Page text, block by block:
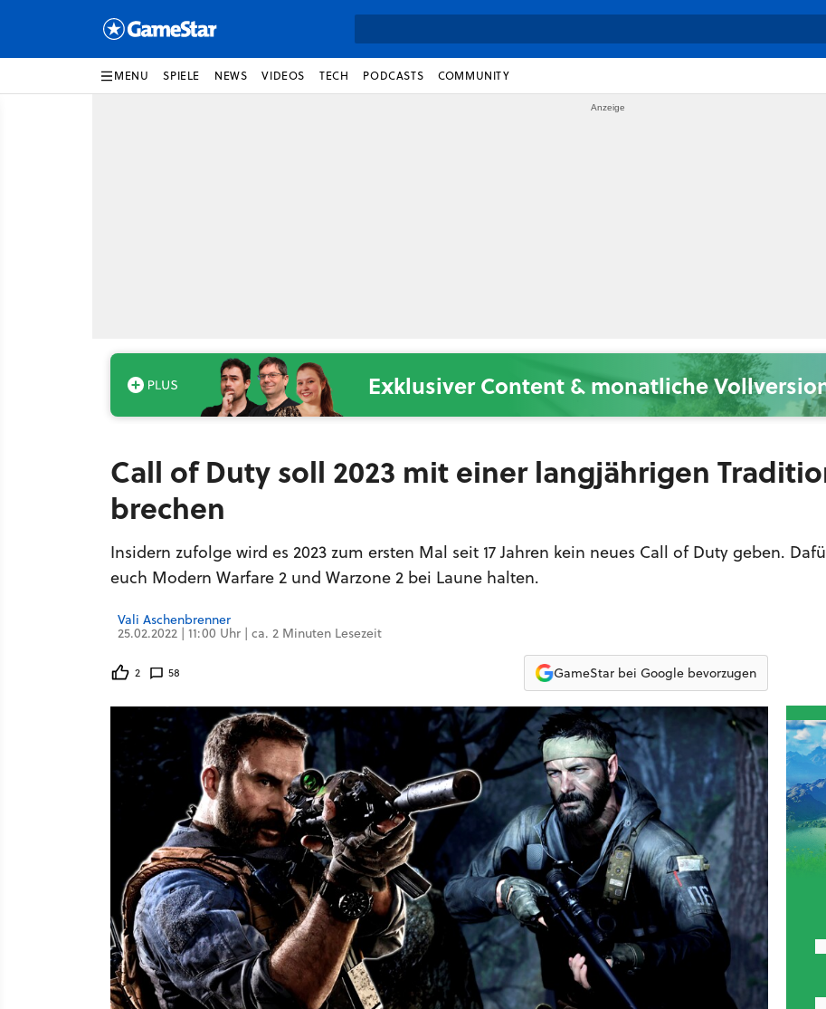
MENU SPIELE NEWS VIDEOS TECH PODCASTS COMMUNITY
Exklusiver Content & monatliche
Call of Duty soll 2023 mit einer langjährigen
brechen
Insidern zufolge wird es 2023 zum ersten Mal seit 17 Jahren kein neues Call of Duty geben.
euch Modern Warfare 2 und Warzone 2 bei Laune halten.
Vali Aschenbrenner
25.02.2022 | 11:00 Uhr | ca. 2 Minuten Lesezeit
2 58 GameStar bei Google bevorzugen